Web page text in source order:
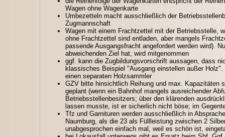
Wagen ohne Wagenkarte
Umbezetteln macht ausschließlich der
Zugmannschaft
Wagen mit einem Frachtzettel mit der Betriebsstelle,
ohne Frachtzettel sind entladen, aber mangels
passende Ausgangsfracht angefordert werden wird).
abweichenden Ziel hat, wird mitgenommen
ggf. kann die Zugbildungsvorschrift aussagen, dass
klassisches Beispiel "Ausgang einstellen außer
einen separaten Holzsammler
GZV bitte hinsichtlich Reihung und max. Kapazitäten
geplant (wenn ein Bahnhof mangels ausreichender
Betriebsstellenbesitzers; über den klärenden
lassen musste, ist er sicherlich nicht böse; im
Tfz und Garnituren werden ausschließlich in
Naumburg, als die 23 als Füllleistung zwischen 2
unabgesprochen einfach mal, weil es schön ist,